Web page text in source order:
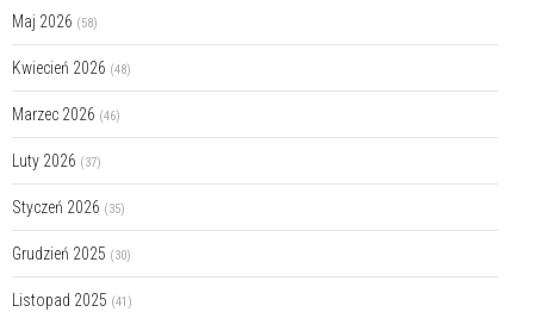
Maj 2026 (58)
Kwiecień 2026 (48)
Marzec 2026 (46)
Luty 2026 (37)
Styczeń 2026 (35)
Grudzień 2025 (30)
Listopad 2025 (41)